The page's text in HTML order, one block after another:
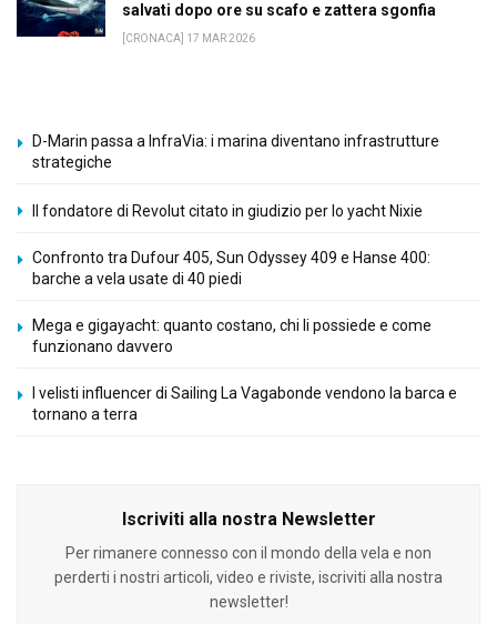
salvati dopo ore su scafo e zattera sgonfia
[CRONACA] 17 MAR 2026
D-Marin passa a InfraVia: i marina diventano infrastrutture
strategiche
Il fondatore di Revolut citato in giudizio per lo yacht Nixie
Confronto tra Dufour 405, Sun Odyssey 409 e Hanse 400:
barche a vela usate di 40 piedi
Mega e gigayacht: quanto costano, chi li possiede e come
funzionano davvero
I velisti influencer di Sailing La Vagabonde vendono la barca e
tornano a terra
Iscriviti alla nostra Newsletter
Per rimanere connesso con il mondo della vela e non
perderti i nostri articoli, video e riviste, iscriviti alla nostra
newsletter!